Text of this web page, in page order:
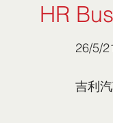
HR
26/5/
吉利